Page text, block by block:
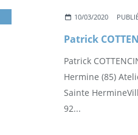
10/03/2020
Patrick
Patrick
Hermine (85)
Sainte
92...